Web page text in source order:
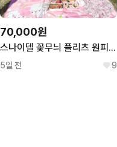
70,000원
스나이델 꽃무늬 플리츠 원피스 핑크 일본 사이즈 0 스나계
5일 전 9